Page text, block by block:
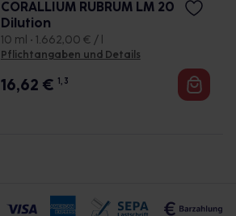
CORALLIUM RUBRUM LM 20
Dilution
10 ml • 1.662,00 € / l
Pflichtangaben und Details
16,62 € 1, 3